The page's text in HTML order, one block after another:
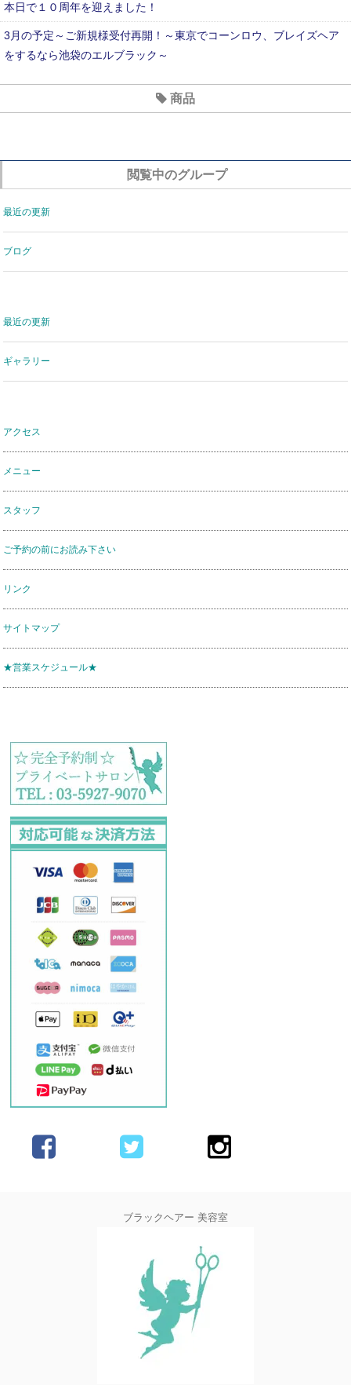
本日で１０周年を迎えました！
3月の予定～ご新規様受付再開！～東京でコーンロウ、ブレイズヘア
をするなら池袋のエルブラック～
2020年7月のお休み
６月のおやすみ
商品
閲覧中のグループ
最近の更新
ブログ
最近の更新
ギャラリー
アクセス
メニュー
スタッフ
ご予約の前にお読み下さい
リンク
サイトマップ
★営業スケジュール★
ブラックヘアー 美容室